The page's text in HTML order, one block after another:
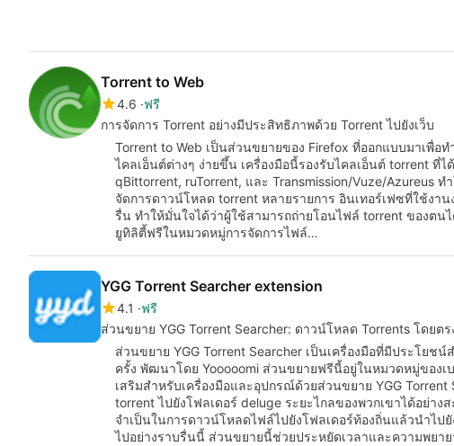
Torrent to Web
4.6 ฟรี
การจัดการ Torrent อย่างมีประสิทธิภาพด้วย Torrent ไปยังเว็บ
Torrent to Web เป็นส่วนขยายของ Firefox ที่ออกแบบมาเพื่อ
ไคลเอ็นต์ต่างๆ ง่ายขึ้น เครื่องมือนี้รองรับไคลเอ็นต์ torrent ที่
qBittorrent, ruTorrent, และ Transmission/Vuze/Azureus
จัดการดาวน์โหลด torrent หลายรายการ อินเทอร์เฟซที่ใช้งา
รื่น ทำให้มั่นใจได้ว่าผู้ใช้สามารถถ่ายโอนไฟล์ torrent ของตน
ยูทิลิตี้ฟรีในหมวดหมู่การจัดการไฟล์…
YGG Torrent Searcher extension
4.1
ฟรี
ส่วนขยาย YGG Torrent Searcher: ดาวน์โหลด Torrents โดยต
ส่วนขยาย YGG Torrent Searcher เป็นเครื่องมือที่มีประโยช
ครั้ง พัฒนาโดย Yooooomi ส่วนขยายฟรีนี้อยู่ในหมวดหมู่ของ
เสริมสำหรับเครื่องมือและอุปกรณ์ด้วยส่วนขยาย YGG
torrent ไปยังโฟลเดอร์ deluge ระยะไกลของพวกเขาได้อย่า
จำเป็นในการดาวน์โหลดไฟล์ไปยังโฟลเดอร์ท้องถิ่นแล้วนำไป
ไปอย่างราบรื่นนี้ ส่วนขยายนี้ช่วยประหยัดเวลาและความพย